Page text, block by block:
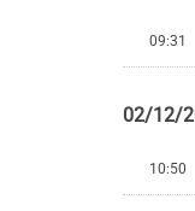
09:31
02/12/
10:50